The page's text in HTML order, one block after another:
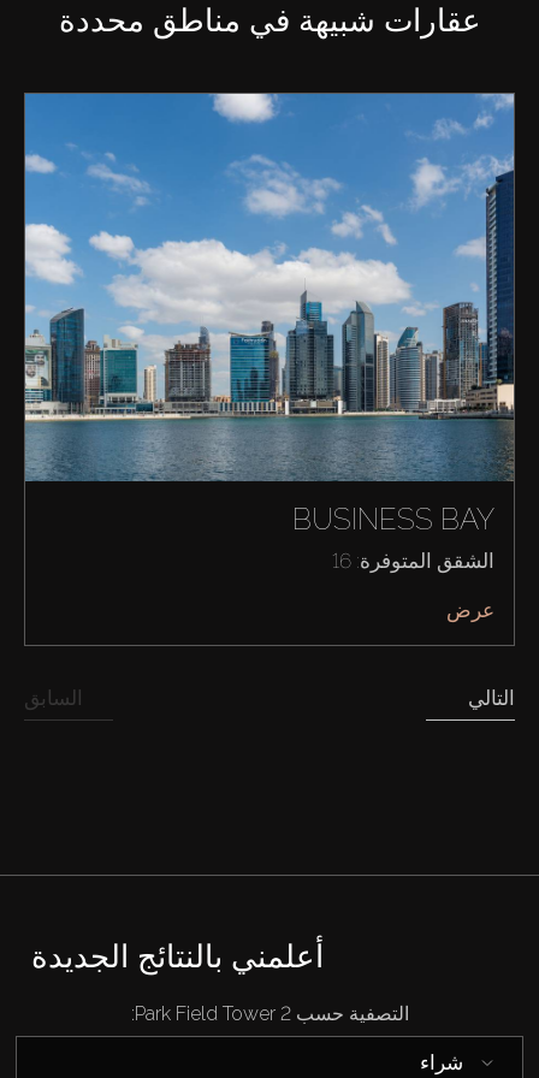
عقارات شبيهة في مناطق محددة
BUSINESS BAY
الشقق المتوفرة: 16
عرض
السابق التالي
أعلمني بالنتائج الجديدة
التصفية حسب Park Field Tower 2:
شراء